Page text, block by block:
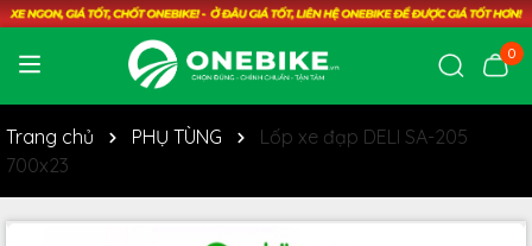
0
Trang chủ PHỤ TÙNG
Lốp xe đạp DELI SA-205
700x23